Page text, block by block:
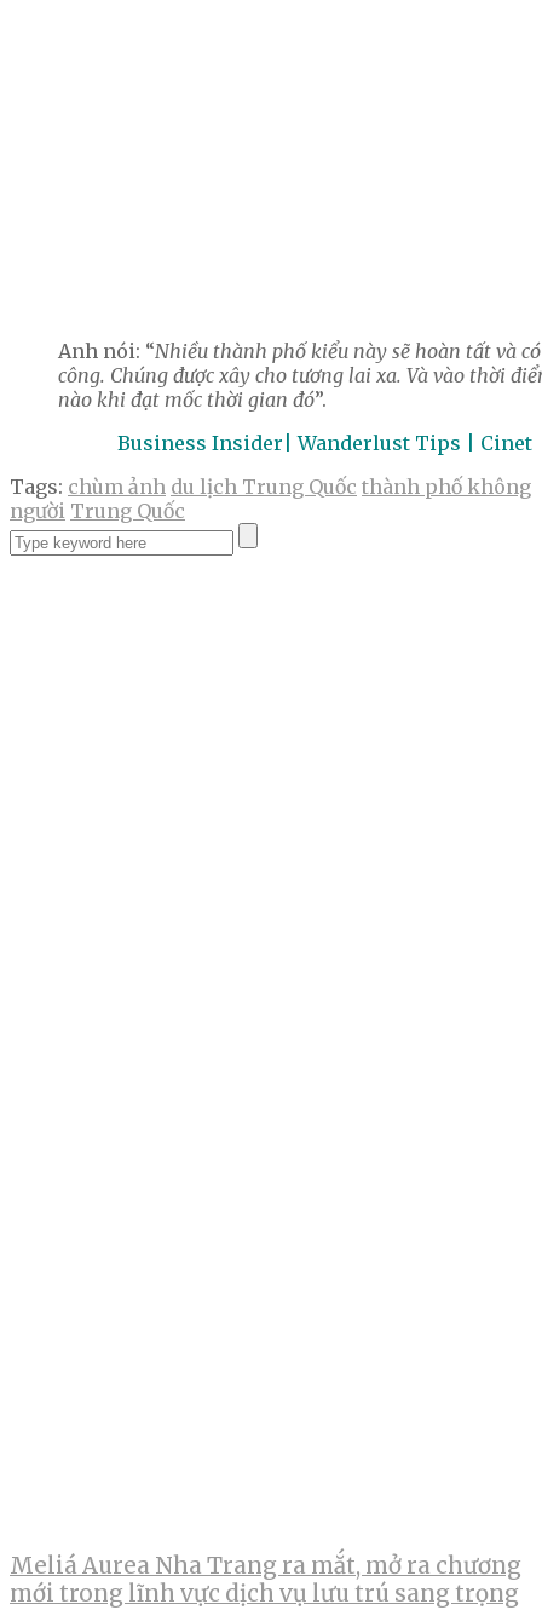
Anh nói: “Nhiều thành phố kiểu này sẽ hoàn tất và
công. Chúng được xây cho tương lai xa. Và vào thời
nào khi đạt mốc thời gian đó”.
Business Insider| Wanderlust Tips | Cinet
Tags: chùm ảnh du lịch Trung Quốc thành phố không
người Trung Quốc
Meliá Aurea Nha Trang ra mắt, mở ra chương
mới trong lĩnh vực dịch vụ lưu trú sang trọng